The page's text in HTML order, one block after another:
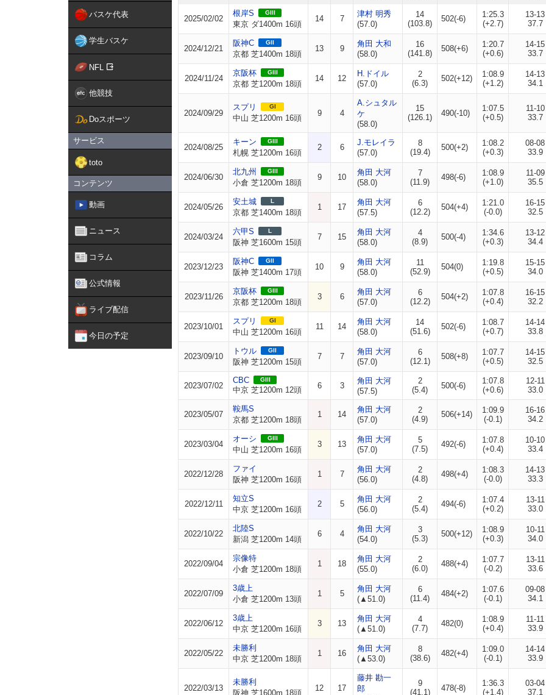
バスケ代表
学生バスケ
NFL
他競技
Doスポーツ
サービス
toto
コンテンツ
動画
ニュース
コラム
公式情報
ライブ配信
今日の予定
2025/02/02
根岸S GIII
東京 ダ1400m 16頭
14 7
津村 明秀
(57.0)
14
(103.8)
502(-6)
1:25.3
(+2.7)
13-13
37.7
2024/12/21
阪神C GII
京都 芝1400m 18頭
13 9
角田 大和
(58.0)
16
(141.8)
508(+6)
1:20.7
(+0.6)
14-15
33.7
2024/11/24
京阪杯 GIII
京都 芝1200m 18頭
14 12
H.ドイル
(57.0)
2
(6.3)
502(+12)
1:08.9
(+1.2)
14-13
34.1
2024/09/29
スプリ GI
中山 芝1200m 16頭
9 4
A.シュタル
ケ
(58.0)
15
(126.1)
490(-10)
1:07.5
(+0.5)
11-10
33.7
2024/08/25
キーン GIII
札幌 芝1200m 16頭
2 6
J.モレイラ
(57.0)
8
(19.4)
500(+2)
1:08.2
(+0.3)
08-08
33.9
2024/06/30
北九州 GIII
小倉 芝1200m 18頭
9 10
角田 大河
(58.0)
7
(11.9)
498(-6)
1:08.9
(+1.0)
11-09
35.5
2024/05/26
安土城 L
京都 芝1400m 18頭
1 17
角田 大河
(57.5)
6
(12.2)
504(+4)
1:21.0
(-0.0)
16-15
32.5
2024/03/24
六甲S L
阪神 芝1600m 15頭
7 15
角田 大河
(58.0)
4
(8.9)
500(-4)
1:34.6
(+0.3)
13-12
34.4
2023/12/23
阪神C GII
阪神 芝1400m 17頭
10 9
角田 大河
(58.0)
11
(52.9)
504(0)
1:19.8
(+0.5)
15-15
34.0
2023/11/26
京阪杯 GIII
京都 芝1200m 18頭
3 6
角田 大河
(57.0)
6
(12.2)
504(+2)
1:07.8
(+0.4)
16-15
32.2
2023/10/01
スプリ GI
中山 芝1200m 16頭
11 14
角田 大河
(58.0)
14
(51.6)
502(-6)
1:08.7
(+0.7)
14-14
33.8
2023/09/10
トウル GII
阪神 芝1200m 15頭
7 7
角田 大河
(57.0)
6
(12.1)
508(+8)
1:07.7
(+0.5)
14-15
32.5
2023/07/02
CBC GIII
中京 芝1200m 12頭 6 3
角田 大河
(57.5)
2
(5.4)
500(-6)
1:07.8
(+0.6)
12-11
33.0
2023/05/07
鞍馬S
京都 芝1200m 18頭
1 14
角田 大河
(57.0)
2
(4.9)
506(+14)
1:09.9
(-0.1)
16-16
34.2
2023/03/04
オーシ GIII
中山 芝1200m 16頭
3 13
角田 大河
(57.0)
5
(7.5)
492(-6)
1:07.8
(+0.4)
10-10
33.4
2022/12/28
ファイ
阪神 芝1200m 16頭
1 7
角田 大河
(56.0)
2
(4.8)
498(+4)
1:08.3
(-0.0)
14-13
33.3
2022/12/11
知立S
中京 芝1200m 16頭
2 5
角田 大河
(56.0)
2
(5.4)
494(-6)
1:07.4
(+0.2)
13-11
33.0
2022/10/22
北陸S
新潟 芝1200m 14頭
6 4
角田 大河
(54.0)
3
(5.3)
500(+12)
1:08.9
(+0.3)
10-11
34.0
2022/09/04
宗像特
小倉 芝1200m 18頭
1 18
角田 大河
(55.0)
2
(6.0)
488(+4)
1:07.7
(-0.2)
13-11
33.6
2022/07/09
3歳上
小倉 芝1200m 13頭
1 5
角田 大河
(▲51.0)
6
(11.4)
484(+2)
1:07.6
(-0.1)
09-08
34.1
2022/06/12
3歳上
中京 芝1200m 16頭
3 13
角田 大河
(▲51.0)
4
(7.7)
482(0)
1:08.9
(+0.4)
11-11
33.9
2022/05/22
未勝利
中京 芝1200m 18頭
1 16
角田 大河
(▲53.0)
8
(38.6)
482(+4)
1:09.0
(-0.1)
14-14
33.9
2022/03/13
未勝利
阪神 芝1600m 18頭
12 17
藤井 勘一
郎
9
(41.1)
478(-8)
1:36.3
(+1.4)
03-04
37.1